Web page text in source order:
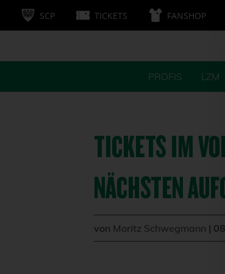
SCP TICKETS FANSHOP
PROFIS LZM
TICKETS IM
NÄCHSTEN
von Moritz Schwegmann |